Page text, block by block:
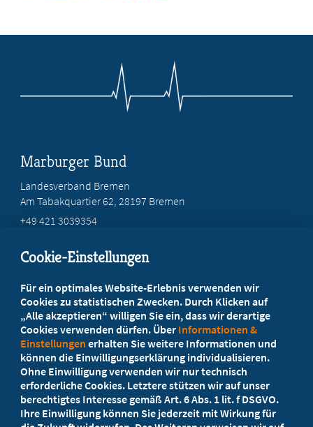
Marburger Bund
Landesverband Bremen
Am Tabakquartier 62, 28197 Bremen
+49 421 3039354
Ihr Landesverband berät Sie!
Ansprechpartner
Werden Sie jetzt Mitglied
5 Vorteile einer MB-Mitgliedschaft
Cookie-Einstellungen
Für ein optimales Website-Erlebnis verwenden wir
Cookies zu statistischen Zwecken. Durch Klicken auf
„Alle akzeptieren“ willigen Sie ein, dass wir derartige
Cookies verwenden dürfen. Über Informationen &
Einstellungen erhalten Sie weitere Informationen und
können die Einwilligungserklärung individualisieren.
Ohne Einwilligung verwenden wir nur technisch
erforderliche Cookies. Letztere stützen wir auf unser
berechtigtes Interesse gemäß Art. 6 Abs. 1 lit. f DSGVO.
Ihre Einwilligung können Sie jederzeit mit Wirkung für